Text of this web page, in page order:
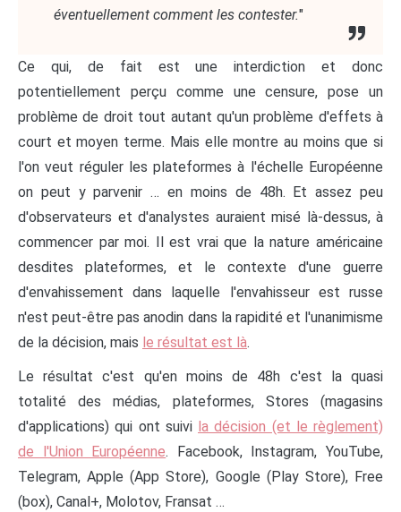
éventuellement comment les contester."
Ce qui, de fait est une interdiction et donc
potentiellement perçu comme une censure, pose un
problème de droit tout autant qu'un problème d'effets à
court et moyen terme. Mais elle montre au moins que si
l'on veut réguler les plateformes à l'échelle Européenne
on peut y parvenir … en moins de 48h. Et assez peu
d'observateurs et d'analystes auraient misé là-dessus, à
commencer par moi. Il est vrai que la nature américaine
desdites plateformes, et le contexte d'une guerre
d'envahissement dans laquelle l'envahisseur est russe
n'est peut-être pas anodin dans la rapidité et l'unanimisme
de la décision, mais le résultat est là.
Le résultat c'est qu'en moins de 48h c'est la quasi
totalité des médias, plateformes, Stores (magasins
d'applications) qui ont suivi la décision (et le règlement)
de l'Union Européenne. Facebook, Instagram, YouTube,
Telegram, Apple (App Store), Google (Play Store), Free
(box), Canal+, Molotov, Fransat …